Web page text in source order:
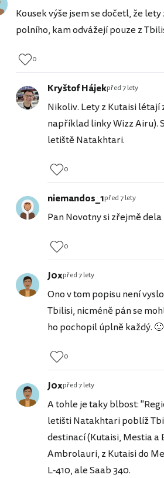
Kousek výše jsem se dočetl, že
polního, kam odvážejí pouze z
0
Kryštof Hájekpřed 7 lety
Nikoliv. Lety z Kutaisi létají
například linky Wizz Airu).
letiště Natakhtari.
0
niemandos_1před 7 lety
Pan Novotny si zřejmě
0
J0xpřed 7 lety
Ono v tom popisu není
Tbilisi, nicméně pán se
ho pochopil úplně každý. 🙂
0
J0xpřed 7 lety
A tohle je taky blbost:
letišti Natakhtari poblíž
destinací (Kutaisi, Mestia
Ambrolauri, z Kutaisi do
L-410, ale Saab 340.